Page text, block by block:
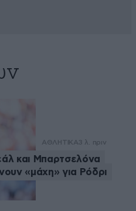
ΑΘΛΗΤΙΚΑ3 λ. πριν
και Μπαρτσελόνα
«μάχη» για Ρόδρι